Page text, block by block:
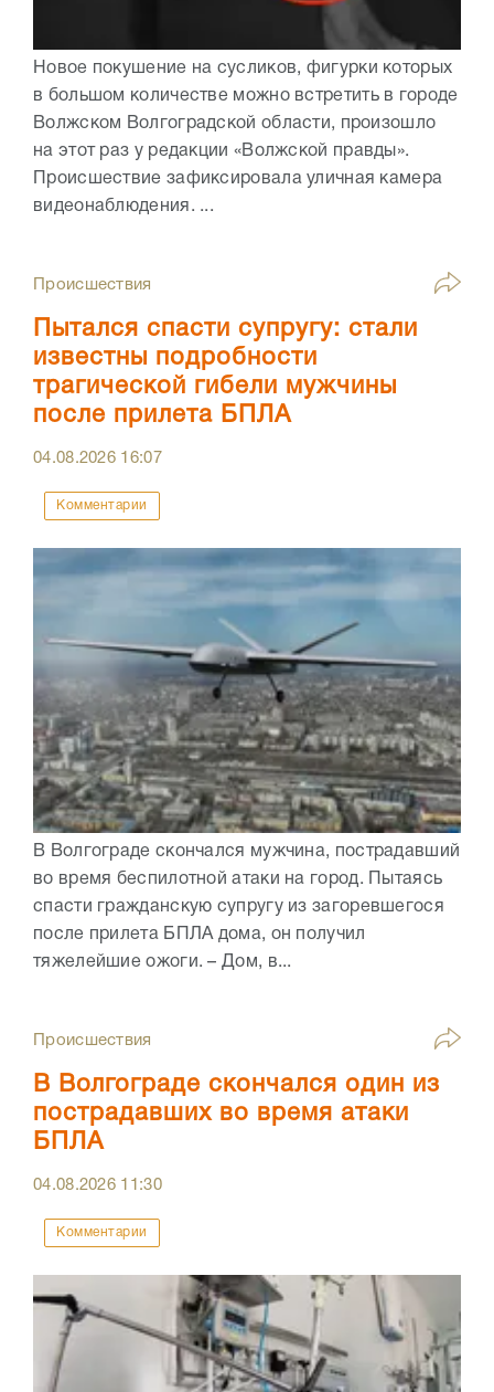
Новое покушение на сусликов, фигурки которых
в большом количестве можно встретить в городе
Волжском Волгоградской области, произошло
на этот раз у редакции «Волжской правды».
Происшествие зафиксировала уличная камера
видеонаблюдения. ...
Происшествия
Пытался спасти супругу: стали
известны подробности
трагической гибели мужчины
после прилета БПЛА
04.08.2026 16:07
Комментарии
В Волгограде скончался мужчина, пострадавший
во время беспилотной атаки на город. Пытаясь
спасти гражданскую супругу из загоревшегося
после прилета БПЛА дома, он получил
тяжелейшие ожоги. – Дом, в...
Происшествия
В Волгограде скончался один из
пострадавших во время атаки
БПЛА
04.08.2026 11:30
Комментарии